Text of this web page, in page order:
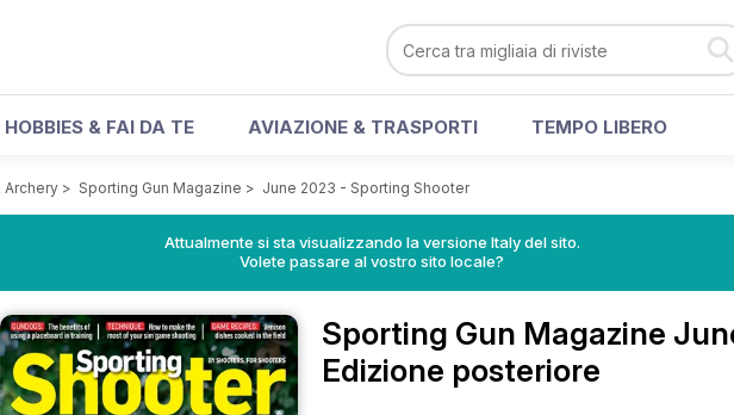
HOBBIES & FAI DA TE AVIAZIONE & TRASPORTI TEMPO LIBERO
Archery > Sporting Gun Magazine > June 2023 - Sporting Shooter
Attualmente si sta visualizzando la versione Italy del sito.
Volete passare al vostro sito locale?
Sporting Gun Magazine
Edizione posteriore